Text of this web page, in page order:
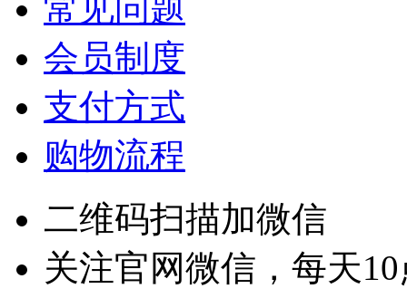
常见问题
会员制度
支付方式
购物流程
二维码扫描加微信
关注官网微信，每天